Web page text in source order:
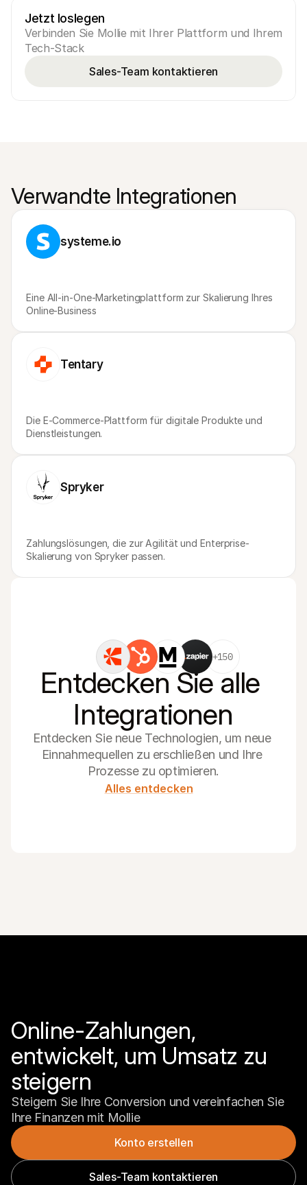
Jetzt loslegen
Verbinden Sie Mollie mit Ihrer Plattform und Ihrem
Tech-Stack
Sales-Team kontaktieren
Verwandte Integrationen
systeme.io
Eine All-in-One-Marketingplattform zur Skalierung Ihres
Online-Business
Tentary
Die E-Commerce-Plattform für digitale Produkte und
Dienstleistungen.
Spryker
Zahlungslösungen, die zur Agilität und Enterprise-
Skalierung von Spryker passen.
+150
Entdecken Sie alle
Integrationen
Entdecken Sie neue Technologien, um neue
Einnahmequellen zu erschließen und Ihre
Prozesse zu optimieren.
Alles entdecken
Online-Zahlungen,
entwickelt, um Umsatz zu
steigern
Steigern Sie Ihre Conversion und vereinfachen Sie
Ihre Finanzen mit Mollie
Konto erstellen
Sales-Team kontaktieren